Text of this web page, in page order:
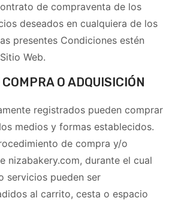
de compraventa de los
deseados en cualquiera de los
presentes Condiciones estén
Web.
O ADQUISICIÓN
registrados pueden comprar
medios y formas establecidos.
de compra y/o
nizabakery.com, durante el cual
servicios pueden ser
al carrito, cesta o espacio